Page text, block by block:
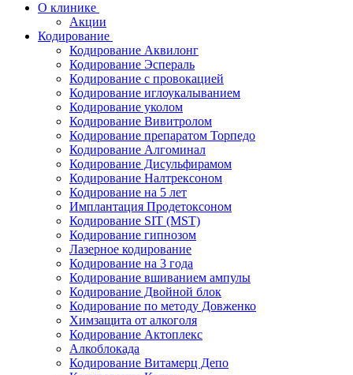
О клинике
Акции
Кодирование
Кодирование Аквилонг
Кодирование Эспераль
Кодирование с провокацией
Кодирование иглоукалыванием
Кодирование уколом
Кодирование Вивитролом
Кодирование препаратом Торпедо
Кодирование Алгоминал
Кодирование Дисульфирамом
Кодирование Налтрексоном
Кодирование на 5 лет
Имплантация Продетоксоном
Кодирование SIT (MST)
Кодирование гипнозом
Лазерное кодирование
Кодирование на 3 года
Кодирование вшиванием ампулы
Кодирование Двойной блок
Кодирование по методу Довженко
Химзащита от алкоголя
Кодирование Актоплекс
Алкоблокада
Кодирование Витамерц Депо